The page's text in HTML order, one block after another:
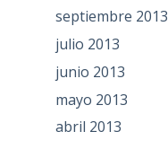
septiembre 2013
julio 2013
junio 2013
mayo 2013
abril 2013